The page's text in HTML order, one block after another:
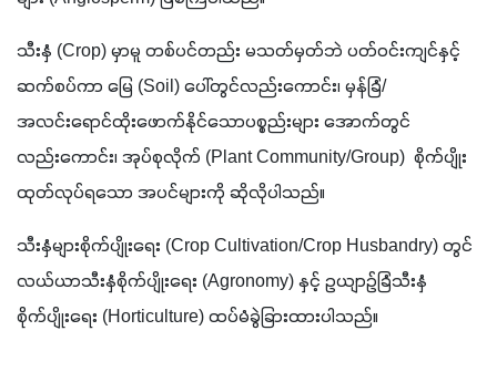
သီးနှံ (Crop) မှာမူ တစ်ပင်တည်း မသတ်မှတ်ဘဲ ပတ်ဝင်းကျင်နှင့်
ဆက်စပ်ကာ မြေ (Soil) ပေါ်တွင်လည်းကောင်း၊ မှန်ခြံ/
အလင်းရောင်ထိုးဖောက်နိုင်သောပစ္စည်းများ အောက်တွင်
လည်းကောင်း၊ အုပ်စုလိုက် (Plant Community/Group)  စိုက်ပျိုး
ထုတ်လုပ်ရသော အပင်များကို ဆိုလိုပါသည်။
သီးနှံများစိုက်ပျိုးရေး (Crop Cultivation/Crop Husbandry) တွင်
လယ်ယာသီးနှံစိုက်ပျိုးရေး (Agronomy) နှင့် ဥယျာဉ်ခြံသီးနှံ
စိုက်ပျိုးရေး (Horticulture) ထပ်မံခွဲခြားထားပါသည်။